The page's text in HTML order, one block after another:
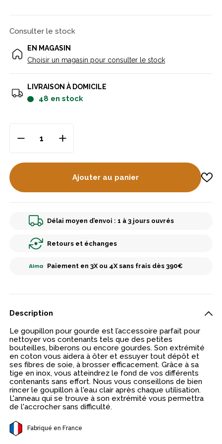
Consulter le stock
EN MAGASIN
Choisir un magasin pour consulter le stock
LIVRAISON À DOMICILE
48 en stock
Ajouter au panier
Délai moyen d’envoi : 1 à 3 jours ouvrés
Retours et échanges
Paiement en 3X ou 4X sans frais dès 390€
Description
Le goupillon pour gourde est l’accessoire parfait pour
nettoyer vos contenants tels que des petites
bouteilles, biberons ou encore gourdes. Son extrémité
en coton vous aidera à ôter et essuyer tout dépôt et
ses fibres de soie, à brosser efficacement. Grâce à sa
tige en inox, vous atteindrez le fond de vos différents
contenants sans effort. Nous vous conseillons de bien
rincer le goupillon à l'eau clair après chaque utilisation.
L'anneau qui se trouve à son extrémité vous permettra
de l'accrocher sans difficulté.
Fabriqué en France